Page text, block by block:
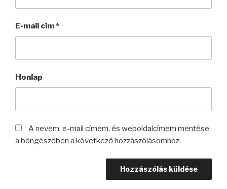
E-mail cím*
Honlap
A nevem, e-mail címem, és weboldalcímem mentése
a böngészőben a következő hozzászólásomhoz.